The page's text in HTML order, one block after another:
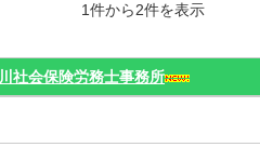
1件から2件を表示
社会保険労務士事務所